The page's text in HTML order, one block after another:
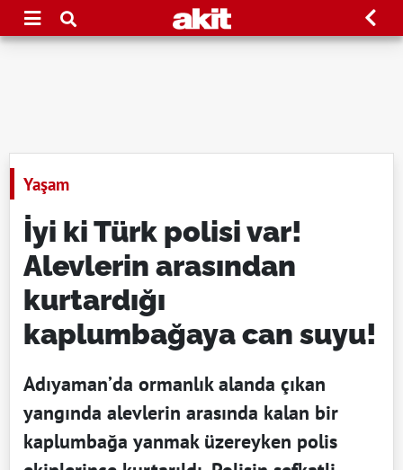
Yaşam
İyi ki Türk polisi var!
Alevlerin arasından
kurtardığı
kaplumbağaya can suyu!
Adıyaman’da ormanlık alanda çıkan
yangında alevlerin arasında kalan bir
kaplumbağa yanmak üzereyken polis